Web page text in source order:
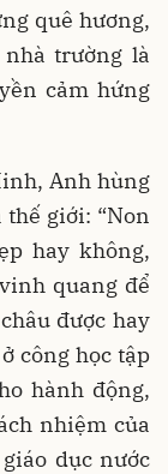
quê hương,
trường là
cảm hứng
Anh hùng
giới: “Non
hay không,
quang để
được hay
công học tập
hành động,
nhiệm của
dục nước